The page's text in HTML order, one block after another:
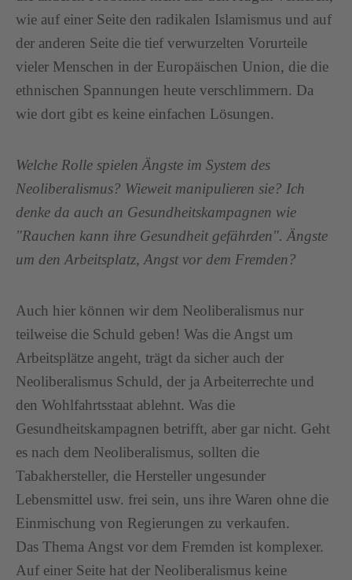
wie auf einer Seite den radikalen Islamismus und auf
der anderen Seite die tief verwurzelten Vorurteile
vieler Menschen in der Europäischen Union, die die
ethnischen Spannungen heute verschlimmern. Da
wie dort gibt es keine einfachen Lösungen.
Welche Rolle spielen Ängste im System des
Neoliberalismus? Wieweit manipulieren sie? Ich
denke da auch an Gesundheitskampagnen wie
"Rauchen kann ihre Gesundheit gefährden". Ängste
um den Arbeitsplatz, Angst vor dem Fremden?
Auch hier können wir dem Neoliberalismus nur
teilweise die Schuld geben! Was die Angst um
Arbeitsplätze angeht, trägt da sicher auch der
Neoliberalismus Schuld, der ja Arbeiterrechte und
den Wohlfahrtsstaat ablehnt. Was die
Gesundheitskampagnen betrifft, aber gar nicht. Geht
es nach dem Neoliberalismus, sollten die
Tabakhersteller, die Hersteller ungesunder
Lebensmittel usw. frei sein, uns ihre Waren ohne die
Einmischung von Regierungen zu verkaufen.
Das Thema Angst vor dem Fremden ist komplexer.
Auf einer Seite hat der Neoliberalismus keine